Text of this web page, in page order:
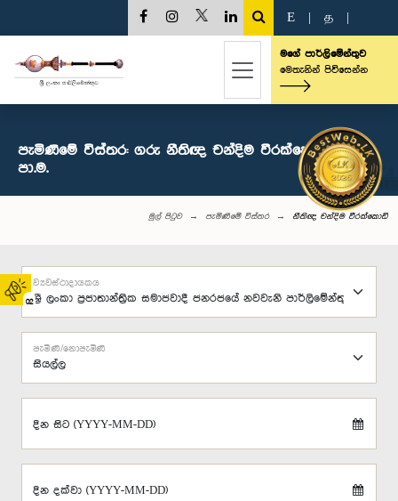
02
E த
මගේ පාර්ලිමේන්තුව
මෙතැනින් පිවිසෙන්න
පැමිණීමේ විස්තර: ගරු නීතිඥ චන්දිම වීරක්කොඩි මහතා,
පා.ම.
මුල් පිටුව පැමිණීමේ විස්තර නීතිඥ චන්දිම වීරක්කොඩි
ව්‍යවස්ථාදායකය
පැමිණි/නොපැමිණි
දින සිට (YYYY-MM-DD)
දින දක්වා (YYYY-MM-DD)